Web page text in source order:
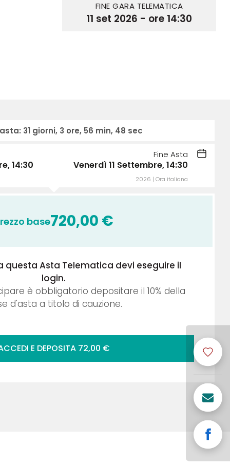
FINE GARA TELEMATICA
11 set 2026 - ore 14:30
31 giorni, 3 ore, 56 min, 48 sec
14:30
Fine Asta
Venerdì 11 Settembre, 14:30
2026 | Ora italiana
base720,00 €
questa Asta Telematica devi eseguire il
login.
è obbligatorio depositare il 10% della
d'asta a titolo di cauzione.
E DEPOSITA 72,00 €